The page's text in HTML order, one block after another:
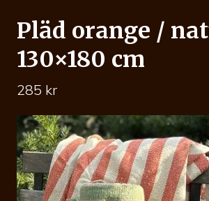
Pläd orange /
130×180 cm
285 kr